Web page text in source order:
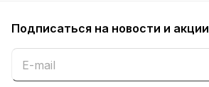
Подписаться на новости и акции